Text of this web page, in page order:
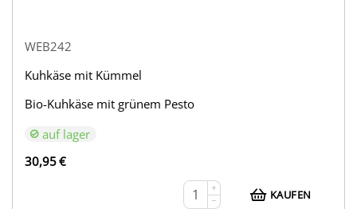
WEB242
Kuhkäse mit Kümmel
Bio-Kuhkäse mit grünem Pesto
auf lager
30,95€
+
−
KAUFEN